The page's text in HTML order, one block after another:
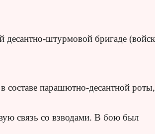
десантно-штурмовой бригаде
составе парашютно-десантной роты,
связь со взводами. В бою был